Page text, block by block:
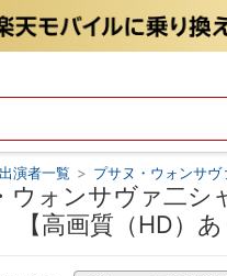
出演者一覧 > プサヌ・ウォンサヴ
ウォンサヴァ二シ
【高画質（HD）あ